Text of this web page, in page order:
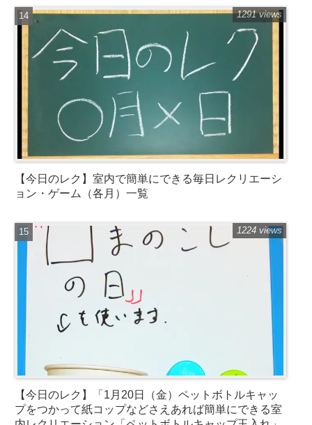
【今日のレク】室内で簡単にできる毎日レクリエーシ
ョン・ゲーム（各月）一覧
1291 views
【今日のレク】「1月20日（金）ペットボトルキャッ
プをつかって紙コップなどさえあれば簡単にできる室
1224 views